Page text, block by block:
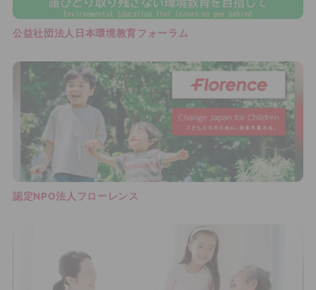
公益社団法人日本環境教育フォーラム
認定NPO法人フローレンス